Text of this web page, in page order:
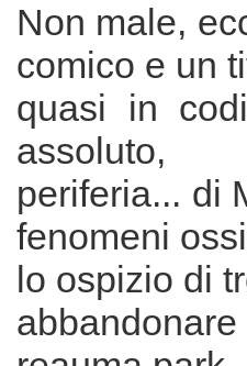
Non male,
comico e un
quasi in
assoluto,
periferia... di
fenomeni
lo ospizio di